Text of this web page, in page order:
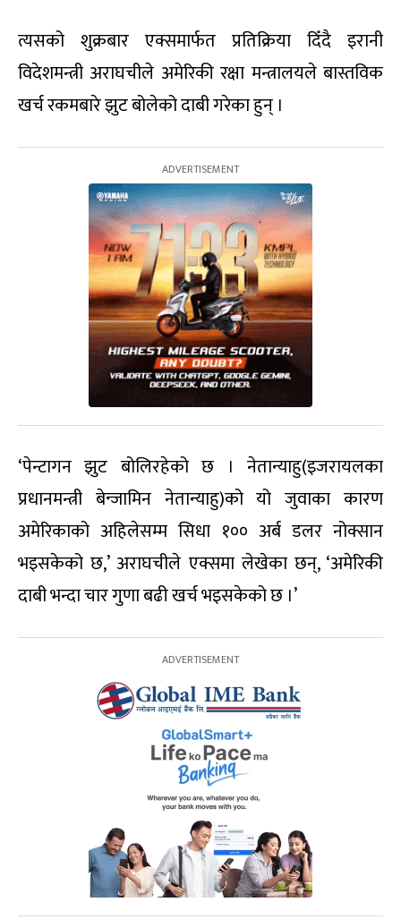
त्यसको शुक्रबार एक्समार्फत प्रतिक्रिया दिँदै इरानी
विदेशमन्त्री अराघचीले अमेरिकी रक्षा मन्त्रालयले बास्तविक
खर्च रकमबारे झुट बोलेको दाबी गरेका हुन् ।
‘पेन्टागन झुट बोलिरहेको छ । नेतान्याहु(इजरायलका
प्रधानमन्त्री बेन्जामिन नेतान्याहु)को यो जुवाका कारण
अमेरिकाको अहिलेसम्म सिधा १०० अर्ब डलर नोक्सान
भइसकेको छ,’ अराघचीले एक्समा लेखेका छन्, ‘अमेरिकी
दाबी भन्दा चार गुणा बढी खर्च भइसकेको छ ।’